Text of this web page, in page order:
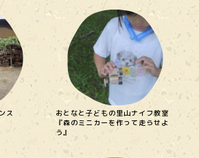
ス
おとなと子どもの里山ナイフ教室
『森のミニカーを作って走らせよ
う』